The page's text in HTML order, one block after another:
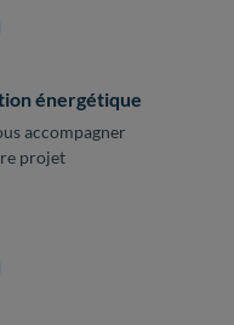
énergétique
accompagner
projet